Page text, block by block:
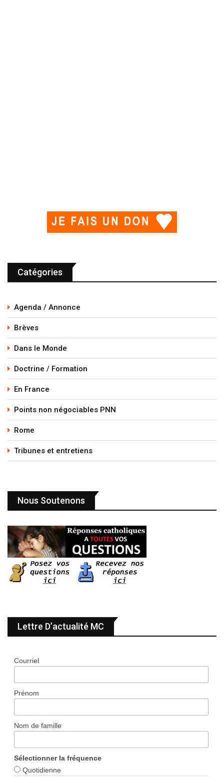
Catégories
Agenda / Annonce
Brèves
Dans le Monde
Doctrine / Formation
En France
Points non négociables PNN
Rome
Tribunes et entretiens
Nous Soutenons
Lettre D’actualité MC
Courriel
Prénom
Nom de famille
Sélectionner la fréquence
Quotidienne